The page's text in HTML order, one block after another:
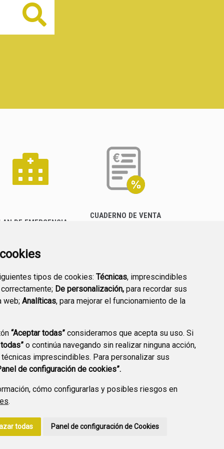
tipos de cookies: Técnicas, imprescindibles
De personalización, para recordar sus
web; Analíticas, para mejorar el funcionamiento de la
“Aceptar todas” consideramos que acepta su uso. Si
o continúa navegando sin realizar ninguna acción,
imprescindibles. Para personalizar sus
de configuración de cookies”.
cómo configurarlas y posibles riesgos en
.
todas Panel de configuración de Cookies
Buscar
DE EMERGENCIA
CUADERNO DE VENTA
PREGUNTAS
FRECUENTES
PLAN DE ACCIÓN LOCAL
2030